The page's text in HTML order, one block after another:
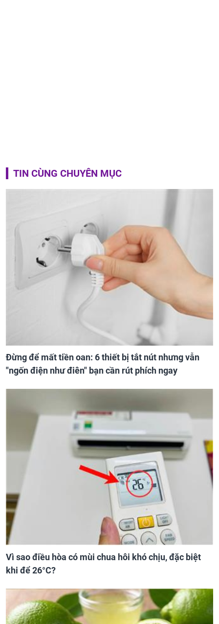
TIN CÙNG CHUYÊN MỤC
Đừng để mất tiền oan: 6 thiết bị tắt nút nhưng vẫn
"ngốn điện như điên" bạn cần rút phích ngay
Vì sao điều hòa có mùi chua hôi khó chịu, đặc biệt
khi để 26°C?